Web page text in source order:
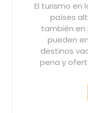
El turismo en las iglesias es muy común en
países
también en
pueden
destinos
pena y